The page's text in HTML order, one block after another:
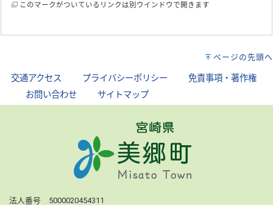
このマークがついているリンクは別ウインドウで開きます
ページの先頭へ
交通アクセス プライバシーポリシー
免責事項・著作権
お問い合わせ サイトマップ
法人番号 5000020454311